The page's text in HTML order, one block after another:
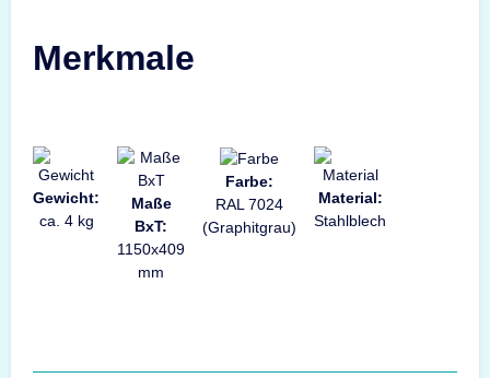
Merkmale
Gewicht:
ca. 4 kg
Maße
BxT:
1150x409
mm
Farbe:
RAL 7024
(Graphitgrau)
Material:
Stahlblech